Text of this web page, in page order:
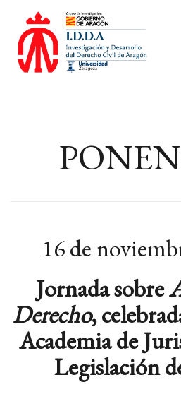
y
Aragón
16 de
Jornada sobre
Derecho,
Academia de
Legislación